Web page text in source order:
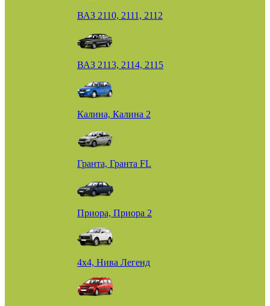
ВАЗ 2110, 2111, 2112
ВАЗ 2113, 2114, 2115
Калина, Калина 2
Гранта, Гранта FL
Приора, Приора 2
4х4, Нива Легенд